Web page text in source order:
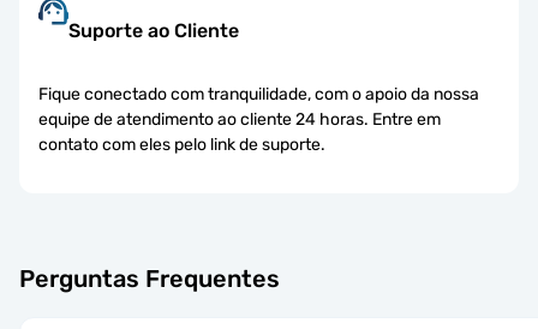
Suporte ao Cliente
Fique conectado com tranquilidade, com o apoio da nossa
equipe de atendimento ao cliente 24 horas. Entre em
contato com eles pelo link de suporte.
Perguntas Frequentes